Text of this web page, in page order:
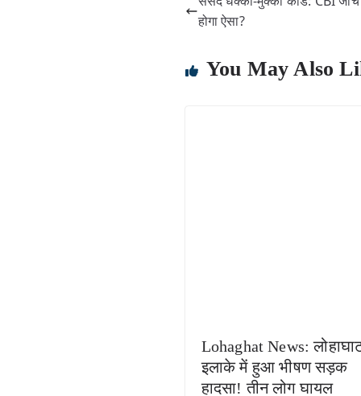
होगा ऐसा?
You May Also
Lohaghat News:
इलाके में हुआ भीषण सड़क
हादसा! तीन लोग घायल